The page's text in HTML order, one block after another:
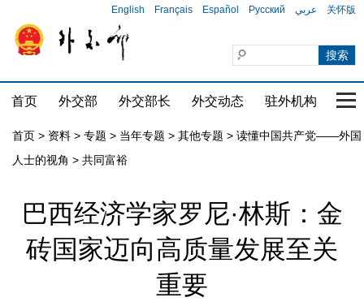
English Français Español Русский عربي 关怀版
首页 外交部 外交部长 外交动态 驻外机构 国
首页 > 资料 > 专题 > 当年专题 > 其他专题 > 读懂中国共产党——外国
人士的视角 > 共同富裕
巴西经济学家罗尼·林斯：金
砖国家迈向高质量发展至关
重要